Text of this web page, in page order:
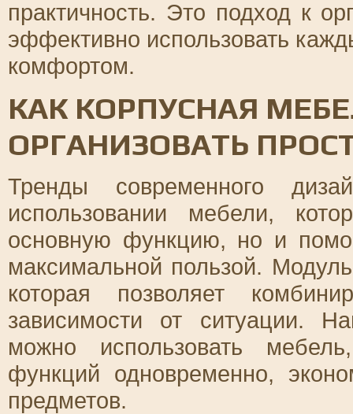
практичность. Это подход к
эффективно использовать
комфортом.
КАК КОРПУСНАЯ
ОРГАНИЗОВАТЬ
Тренды современного
использовании мебели,
основную функцию, но и
максимальной пользой.
которая позволяет
зависимости от ситуации.
можно использовать
функций одновременно,
предметов.